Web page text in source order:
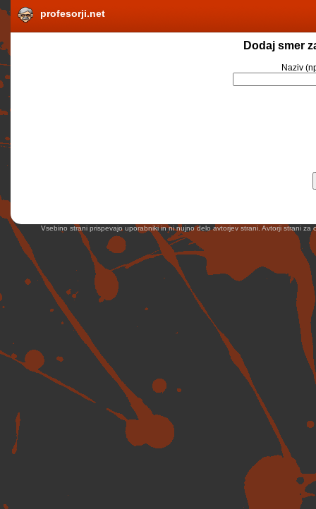
profesorji.net
Dodaj smer
Naziv
Vsebino strani prispevajo uporabniki in ni nujno delo avtorjev strani. Avtorji strani